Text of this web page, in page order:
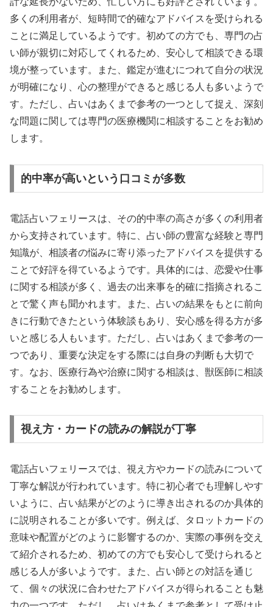
多くの利用者が、短時間で的確なアドバイスを受けられる
ことに満足しているようです。初めての方でも、専門の占
い師が親切に対応してくれるため、安心して相談できる環
境が整っています。また、鑑定が進むにつれて自分の状況
が明確になり、心の整理ができると感じる人も多いようで
す。ただし、占いはあくまで参考の一つとして捉え、深刻
な問題に関しては専門の医療機関に相談することをお勧め
します。
的中率が高いという口コミが多数
電話占いフェリースは、その的中率の高さが多くの利用者
から支持されています。特に、占い師の豊富な経験と専門
知識が、相談者の悩みに寄り添ったアドバイスを提供する
ことで好評を得ているようです。具体的には、恋愛や仕事
に関する相談が多く、過去の出来事を的確に指摘されるこ
とで驚く声も聞かれます。また、占いの結果をもとに前向
きに行動できたという体験談もあり、安心感を得る方が多
いと感じる人もいます。ただし、占いはあくまで参考の一
つであり、重要な決定をする際には自身の判断も大切で
す。なお、医療行為や治療に関する相談は、獣医師に相談
することをお勧めします。
視え方・カードの読みの解説が丁寧
電話占いフェリースでは、視え方やカードの読みについて
丁寧な解説が行われています。特に初心者でも理解しやす
いように、占い結果がどのように導き出されるのか具体的
に説明されることが多いです。例えば、タロットカードの
意味や配置がどのように影響するのか、実際の事例を交え
て紹介されるため、初めての方でも安心して受けられると
感じる人が多いようです。また、占い師との対話を通じ
て、個々の状況に合わせたアドバイスが得られることも魅